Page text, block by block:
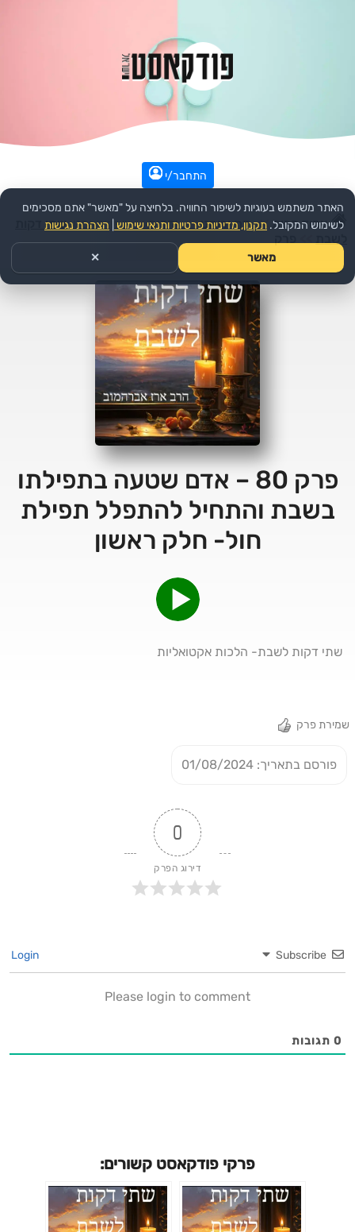
התחבר/י
עמוד הבית >> דת ורוחני >> יהדות >>הפודקאסט: שתי דקות
פרק 80 – אדם שטעה בתפילתו
בשבת והתחיל להתפלל תפילת
חול- חלק ראשון
שתי דקות לשבת- הלכות אקטואליות
שמירת פרק
פורסם בתאריך: 01/08/2024
0
דירוג הפרק
Subscribe
Please login to comment
0 תגובות
פרקי פודקאסט קשורים:
האתר משתמש בעוגיות לשיפור החוויה. בלחיצה על "מאשר" אתם מסכימים
לשימוש המקובל. תקנון, מדיניות פרטיות ותנאי שימוש הצהרת נגישות
מאשר ✕